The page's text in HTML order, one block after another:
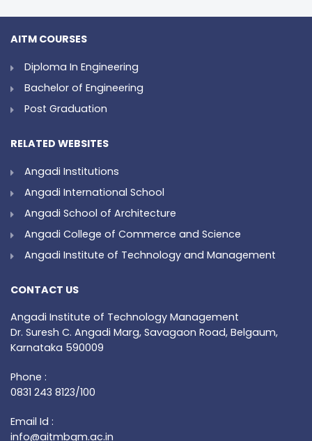
AITM COURSES
Diploma In Engineering
Bachelor of Engineering
Post Graduation
RELATED WEBSITES
Angadi Institutions
Angadi International School
Angadi School of Architecture
Angadi College of Commerce and Science
Angadi Institute of Technology and Management
CONTACT US
Angadi Institute of Technology Management
Dr. Suresh C. Angadi Marg, Savagaon Road, Belgaum,
Karnataka 590009
Phone :
0831 243 8123/100
Email Id :
info@aitmbgm.ac.in